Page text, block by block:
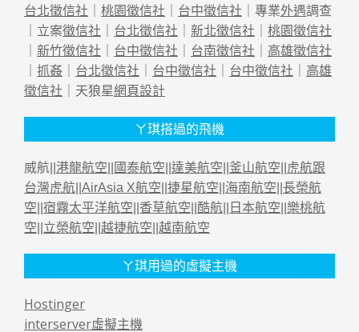
台北徵信社 ｜ 桃園徵信社 ｜ 台中徵信社 ｜專業外遇調查
｜立案徵信社 ｜ 台北徵信社 ｜ 新北徵信社 ｜ 桃園徵信社
｜ 新竹徵信社 ｜ 台中徵信社 ｜ 台南徵信社 ｜ 高雄徵信社
｜ 抓姦 ｜ 台北徵信社 ｜ 台中徵信社 ｜ 台中徵信社 ｜ 高雄
徵信社 ｜天狼星網頁設計
ㄚ琪搭過的飛機
威航|| 港龍航空 國泰航空 達美航空 釜山航空
虎航跟
台灣虎航 AirAsia X航空 捷星航空 海南航空 長榮航
空 宿霧太平洋航空 香草航空 酷航 日本航空 樂桃航
空 立榮航空 越捷航空 越南航空
ㄚ琪用過的虛擬主機
Hostinger
interserver虛擬主機